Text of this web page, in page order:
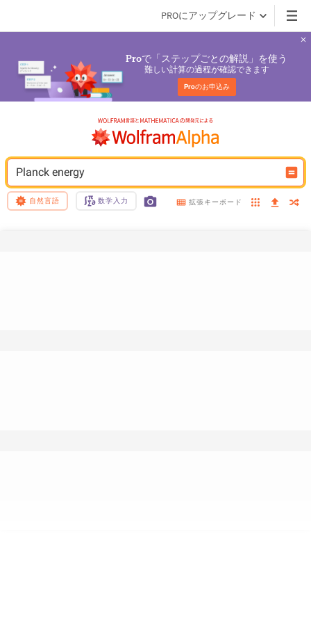
PROにアップグレード
Proで「ステップごとの解説」を使う
難しい計算の過程が確認できます
Proのお申込み
Planck energy
自然言語 数学入力 拡張キーボード